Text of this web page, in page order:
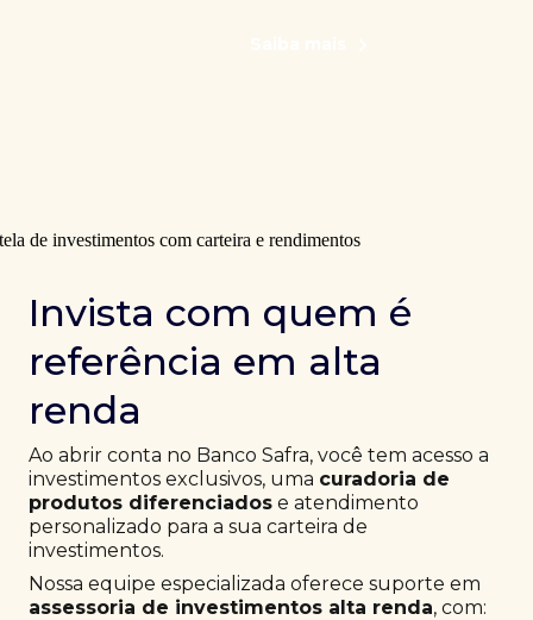
Invista com quem é
referência em alta
renda
Ao abrir conta no Banco Safra, você tem acesso a
investimentos exclusivos, uma curadoria de
produtos diferenciados e atendimento
personalizado para a sua carteira de
investimentos.
Nossa equipe especializada oferece suporte em
assessoria de investimentos alta renda, com: